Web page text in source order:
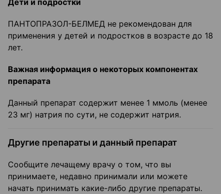
Дети и подростки
ПАНТОПРАЗОЛ-БЕЛМЕД не рекомендован для
применения у детей и подростков в возрасте до 18
лет.
Важная информация о некоторых компонентах
препарата
Данный препарат содержит менее 1 ммоль (менее
23 мг) натрия по сути, не содержит натрия.
Другие препараты и данный препарат
Сообщите лечащему врачу о том, что вы
принимаете, недавно принимали или можете
начать принимать какие-либо другие препараты.